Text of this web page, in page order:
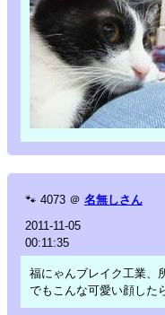
🐾 4073 ＠ 名無しさん
2011-11-05
00:11:35
福にゃんブレイク工業、
でもこんな可愛い顔した